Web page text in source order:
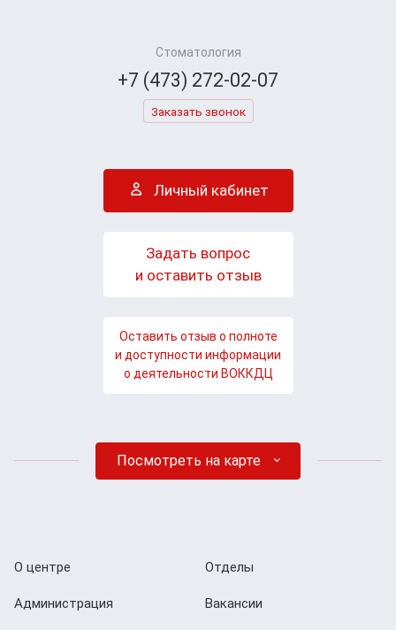
Стоматология
+7 (473) 272-02-07
Заказать звонок
Личный кабинет
Задать вопрос
и оставить отзыв
Оставить отзыв о полноте
и доступности информации
о деятельности ВОККДЦ
Посмотреть на карте
О центре
Администрация
Отделы
Вакансии